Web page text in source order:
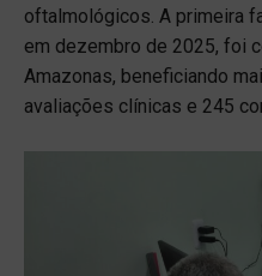
oftalmológicos. A primeira
em dezembro de 2025, foi
Amazonas, beneficiando
avaliações clínicas e 245